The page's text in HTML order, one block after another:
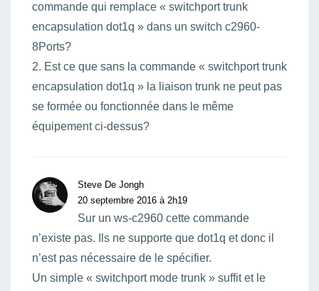
commande qui remplace « switchport trunk
encapsulation dot1q » dans un switch c2960-
8Ports?
2. Est ce que sans la commande « switchport trunk
encapsulation dot1q » la liaison trunk ne peut pas
se formée ou fonctionnée dans le même
équipement ci-dessus?
Steve De Jongh
20 septembre 2016 à 2h19
Sur un ws-c2960 cette commande
n’existe pas. Ils ne supporte que dot1q et donc il
n’est pas nécessaire de le spécifier.
Un simple « switchport mode trunk » suffit et le